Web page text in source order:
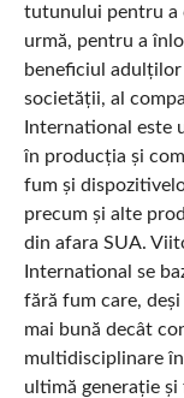
tutunului pentru a
urmă, pentru a
beneficiul adulților
societății, al
International este
în producția și
fum și
precum și alte
din afara SUA.
International se
fără fum care,
mai bună decât
multidisciplinare
ultimă generație